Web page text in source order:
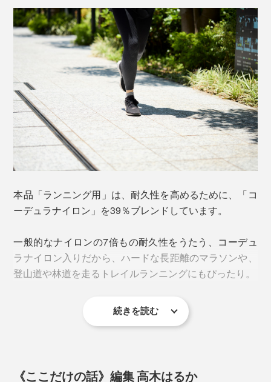
触れると、ひんやり心地いい感じ……まるで、麻のよう
そもそも、和紙は、多孔質構造。目に見えないほど、微
糸です。
伸びない和紙糸は、編み機の力が強いと、糸が切れて、
編めなくなってしまうからです。
ンの世界で広めたい」と、意気投合した、大福製紙（美
濃市）と東洋繊維（関市）が協力して開発へ。
本品「ランニング用」は、耐久性を高めるために、「コ
ーデュラナイロン」を39％ブレンドしています。
一般的なナイロンの7倍もの耐久性をうたう、コーデュ
ラナイロン入りだから、ハードな長距離のマラソンや、
登山道や林道を走るトレイルランニングにもぴったり。
続きを読む
《ここだけの話》編集 高木はるか